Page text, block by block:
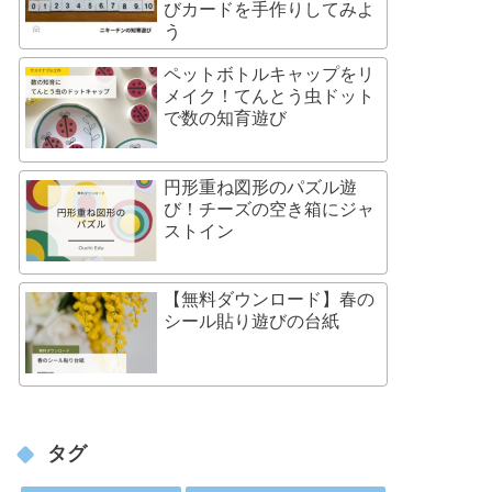
びカードを手作りしてみよ
う
ペットボトルキャップをリ
メイク！てんとう虫ドット
で数の知育遊び
円形重ね図形のパズル遊
び！チーズの空き箱にジャ
ストイン
【無料ダウンロード】春の
シール貼り遊びの台紙
タグ